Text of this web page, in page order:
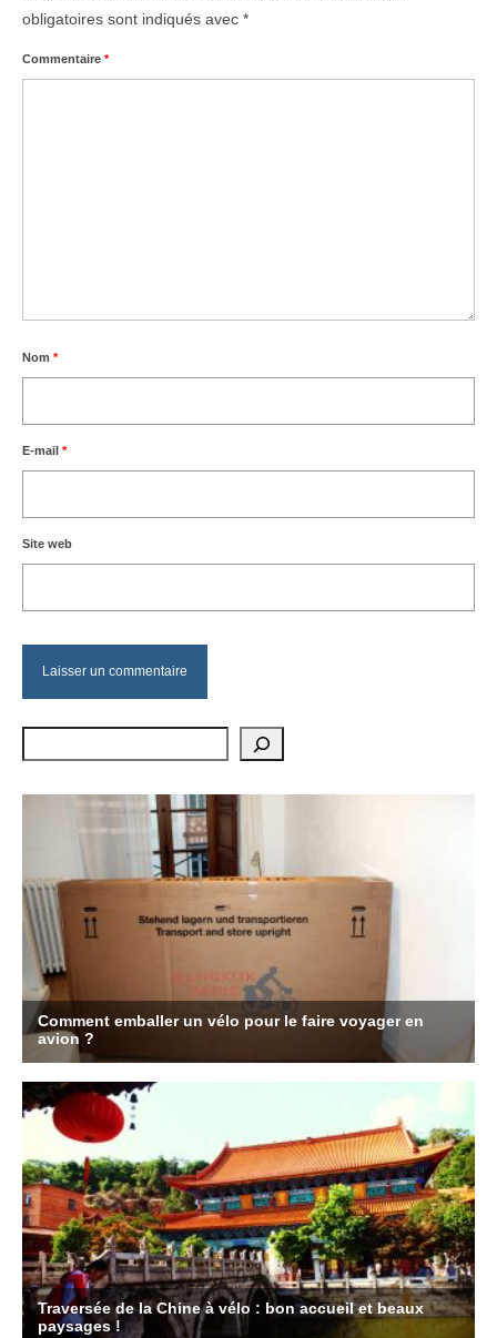
obligatoires sont indiqués avec *
Commentaire *
Nom *
E-mail *
Site web